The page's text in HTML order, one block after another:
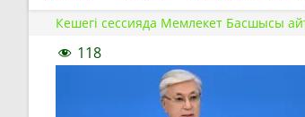
Кешегі сессияда Мемлекет Басшысы
118